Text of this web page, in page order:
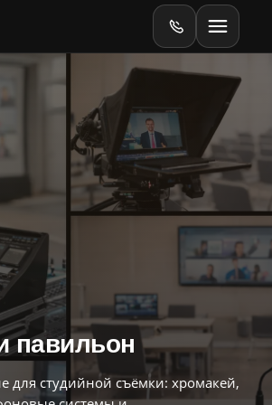
павильон
для студийной съёмки: хромакей,